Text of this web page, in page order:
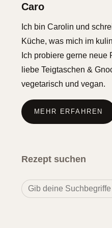
Caro
Ich bin Carolin und
Küche, was mich im
Ich probiere gerne neue
liebe Teigtaschen &
vegetarisch und vegan.
MEHR ERFAHREN
Rezept suchen
Search
for: